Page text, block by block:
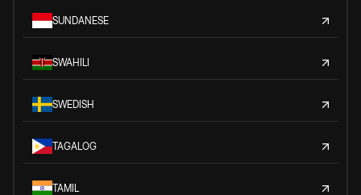
SUNDANESE
SWAHILI
SWEDISH
TAGALOG
TAMIL